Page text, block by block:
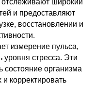
широкий
и предоставляют
восстановлении и
измерение пульса,
уровня стресса. Эти
состояние организма
и корректировать